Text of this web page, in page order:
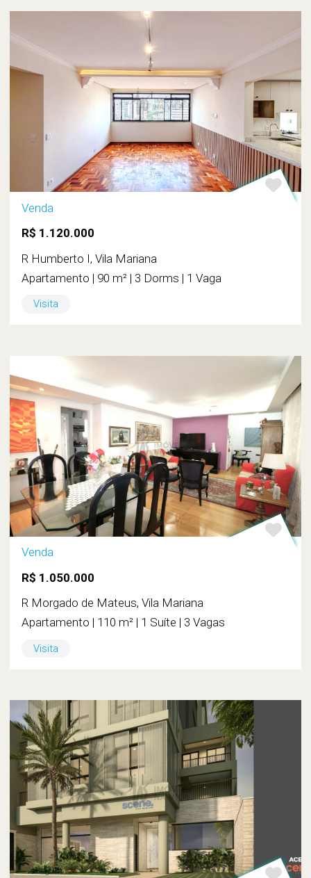
Venda
R$ 1.120.000
R Humberto I, Vila Mariana
Apartamento | 90 m² | 3 Dorms | 1 Vaga
Visita
Venda
R$ 1.050.000
R Morgado de Mateus, Vila Mariana
Apartamento | 110 m² | 1 Suíte | 3 Vagas
Visita